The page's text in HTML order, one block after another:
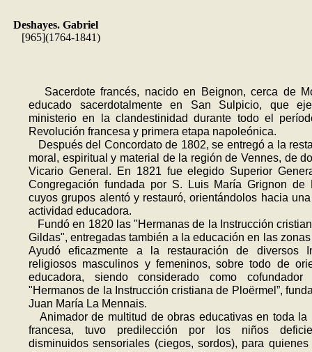
Deshayes. Gabriel
[965](1764-1841)
Sacerdote francés, nacido en Beignon, cerca de
educado sacerdotalmente en San Sulpicio, que
ministerio en la clandestinidad durante todo el
Revolución francesa y primera etapa napoleónica.
Después del Concordato de 1802, se entregó a la
moral, espiritual y material de la región de Vennes, de
Vicario General. En 1821 fue elegido Superior
Congregación fundada por S. Luis María Grignon de
cuyos grupos alentó y restauró, orientándolos hacia
actividad educadora.
Fundó en 1820 las "Hermanas de la Instrucción
Gildas", entre­gadas también a la educación en las
Ayudó eficazmente a la restauración de diversos
religiosos masculi­nos y femeninos, sobre todo de
educadora, siendo considerado como
"Hermanos de la Instrucción cristiana de Ploërmel”,
Juan María La Mennais.
Animador de multitud de obras educativas en toda la
francesa, tuvo predilección por los niños
disminuidos sensoriales (ciegos, sordos), para quienes